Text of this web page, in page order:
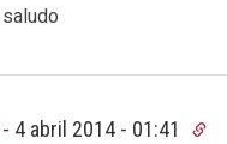
- 4 abril 2014 - 01:41